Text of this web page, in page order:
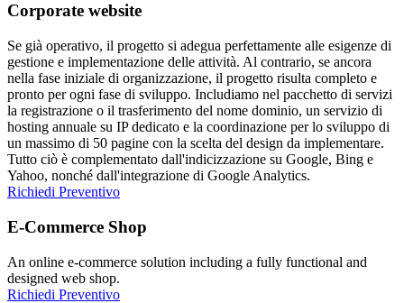
Corporate website
Se già operativo, il progetto si adegua perfettamente alle esigenze di
gestione e implementazione delle attività. Al contrario, se ancora
nella fase iniziale di organizzazione, il progetto risulta completo e
pronto per ogni fase di sviluppo. Includiamo nel pacchetto di servizi
la registrazione o il trasferimento del nome dominio, un servizio di
hosting annuale su IP dedicato e la coordinazione per lo sviluppo di
un massimo di 50 pagine con la scelta del design da implementare.
Tutto ciò è complementato dall'indicizzazione su Google, Bing e
Yahoo, nonché dall'integrazione di Google Analytics.
Richiedi Preventivo
E-Commerce Shop
An online e-commerce solution including a fully functional and
designed web shop.
Richiedi Preventivo